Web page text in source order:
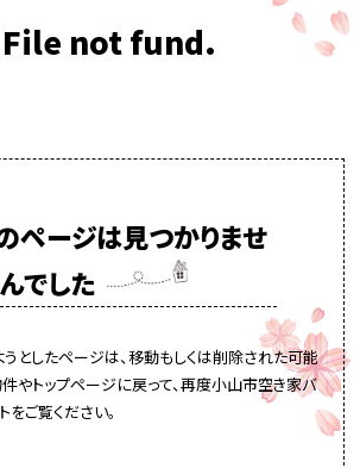
not fund.
ページは見つかりませ
んでした
としたページは、移動もしくは削除された可能
やトップページに戻って、再度小山市空き家バ
をご覧ください。